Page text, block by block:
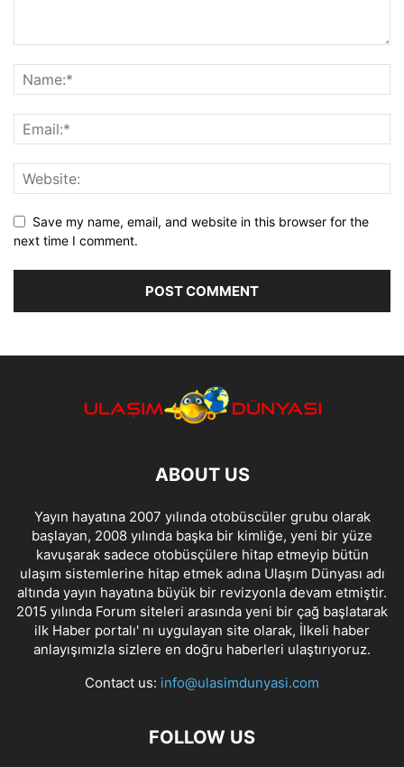
Save my name, email, and website in this browser for the
next time I comment.
ABOUT US
Yayın hayatına 2007 yılında otobüscüler grubu olarak
başlayan, 2008 yılında başka bir kimliğe, yeni bir yüze
kavuşarak sadece otobüsçülere hitap etmeyip bütün
ulaşım sistemlerine hitap etmek adına Ulaşım Dünyası adı
altında yayın hayatına büyük bir revizyonla devam etmiştir.
2015 yılında Forum siteleri arasında yeni bir çağ başlatarak
ilk Haber portalı' nı uygulayan site olarak, İlkeli haber
anlayışımızla sizlere en doğru haberleri ulaştırıyoruz.
Contact us: info@ulasimdunyasi.com
FOLLOW US